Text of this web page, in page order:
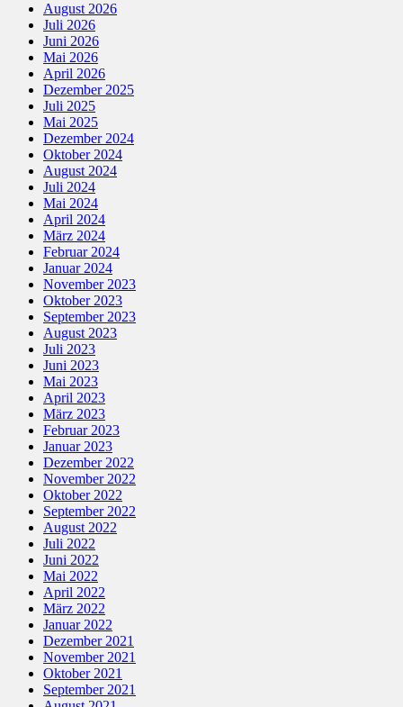
August 2026
Juli 2026
Juni 2026
Mai 2026
April 2026
Dezember 2025
Juli 2025
Mai 2025
Dezember 2024
Oktober 2024
August 2024
Juli 2024
Mai 2024
April 2024
März 2024
Februar 2024
Januar 2024
November 2023
Oktober 2023
September 2023
August 2023
Juli 2023
Juni 2023
Mai 2023
April 2023
März 2023
Februar 2023
Januar 2023
Dezember 2022
November 2022
Oktober 2022
September 2022
August 2022
Juli 2022
Juni 2022
Mai 2022
April 2022
März 2022
Januar 2022
Dezember 2021
November 2021
Oktober 2021
September 2021